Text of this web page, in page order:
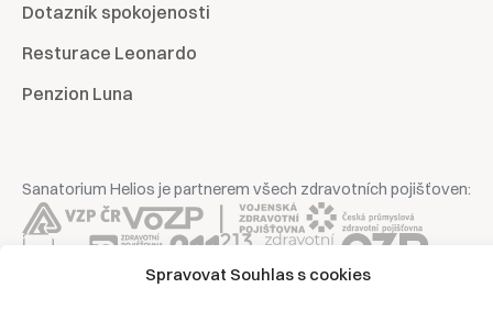
Spravovat Souhlas s cookies
Dotazník spokojenosti
Resturace Leonardo
Penzion Luna
Sanatorium Helios je partnerem všech zdravotních pojišťoven: